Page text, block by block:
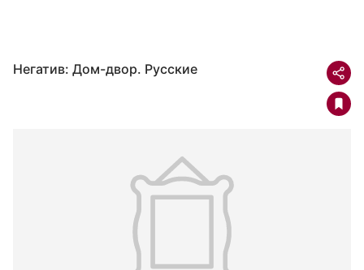
Негатив: Дом-двор. Русские